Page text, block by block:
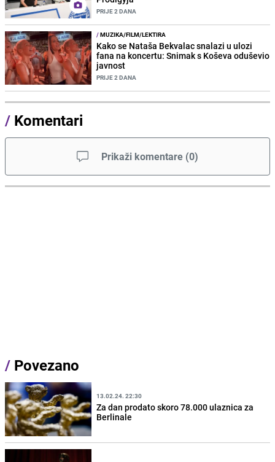
PRIJE 2 DANA
/MUZIKA/FILM/LEKTIRA
Kako se Nataša Bekvalac snalazi u ulozi
fana na koncertu: Snimak s Koševa oduševio
javnost
PRIJE 2 DANA
/ Komentari
Prikaži komentare (0)
/ Povezano
13.02.24. 22:30
Za dan prodato skoro 78.000 ulaznica za
Berlinale